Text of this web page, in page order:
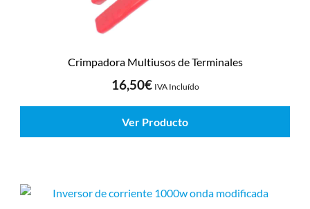
Crimpadora Multiusos de Terminales
16,50€ IVA Incluído
Ver Producto